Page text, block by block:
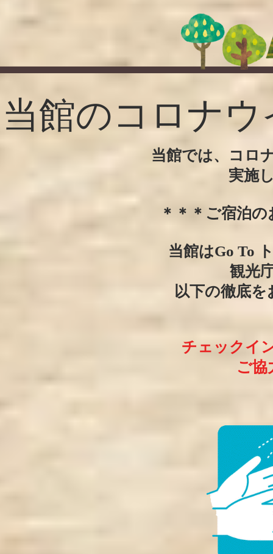
当館のコロナ
当館では、コロ
実施
＊＊＊ご宿泊
当館はGo To
観光
以下の徹底
チェックイ
ご協